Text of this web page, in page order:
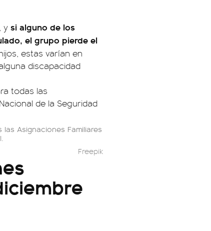
y si alguno de los
el grupo pierde el
estas varían en
discapacidad
Asignaciones Familiares
Freepik